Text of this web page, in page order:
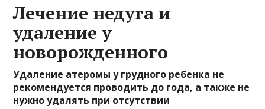
Лечение недуга и
удаление у
новорожденного
Удаление атеромы у грудного ребенка не
рекомендуется проводить до года, а также не
нужно удалять при отсутствии